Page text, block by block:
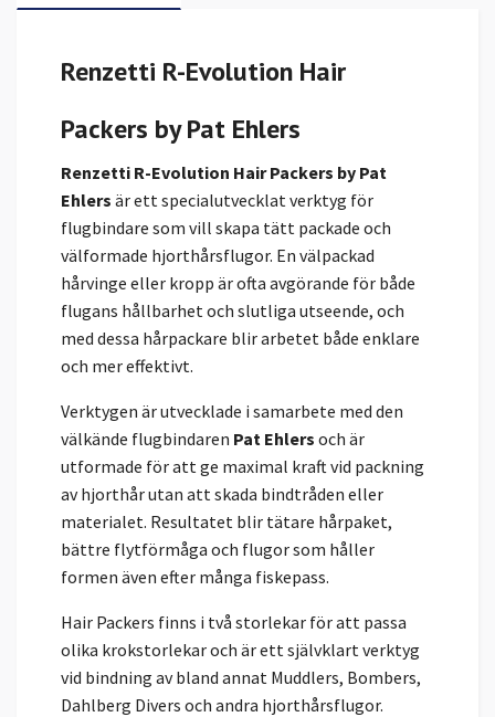
Renzetti R-Evolution Hair
Packers by Pat Ehlers
Renzetti R-Evolution Hair Packers by Pat
Ehlers är ett specialutvecklat verktyg för
flugbindare som vill skapa tätt packade och
välformade hjorthårsflugor. En välpackad
hårvinge eller kropp är ofta avgörande för både
flugans hållbarhet och slutliga utseende, och
med dessa hårpackare blir arbetet både enklare
och mer effektivt.
Verktygen är utvecklade i samarbete med den
välkände flugbindaren Pat Ehlers och är
utformade för att ge maximal kraft vid packning
av hjorthår utan att skada bindtråden eller
materialet. Resultatet blir tätare hårpaket,
bättre flytförmåga och flugor som håller
formen även efter många fiskepass.
Hair Packers finns i två storlekar för att passa
olika krokstorlekar och är ett självklart verktyg
vid bindning av bland annat Muddlers, Bombers,
Dahlberg Divers och andra hjorthårsflugor.